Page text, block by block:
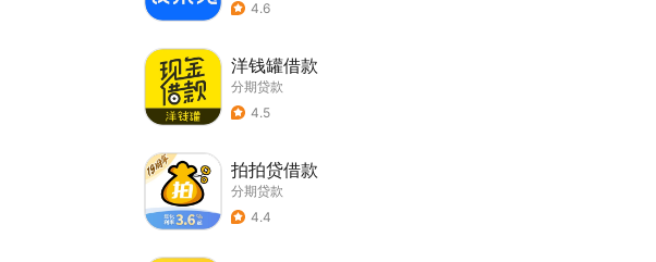
4.6
洋钱罐借款
分期贷款
4.5
拍拍贷借款
分期贷款
4.4